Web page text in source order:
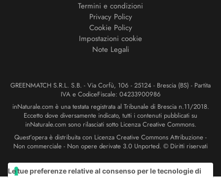
Termini e condizioni
Privacy Policy
Cookie Policy
Impostazioni cookie
Note Legali
GREENMATCH S.R.L. S.B. - Via Corfù, 106 - 25124 - Brescia (BS) - Partita
IVA e CodiceFiscale: 04233900986
inNaturale.com è una testata registrata al Tribunale di Brescia n.11/2018.
Eccetto dove diversamente indicato, tutti i contenuti pubblicati su
inNaturale.com sono rilasciati sotto Licenza Creative Commons.
Quest’opera è distribuita con Licenza Creative Commons Attribuzione -
Non commerciale - Non opere derivate 3.0 Unported. © Diritti riservati
Le tue preferenze relative al consenso per le tecnologie di